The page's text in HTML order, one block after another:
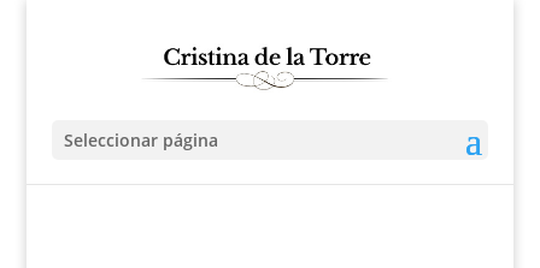
Seleccionar página